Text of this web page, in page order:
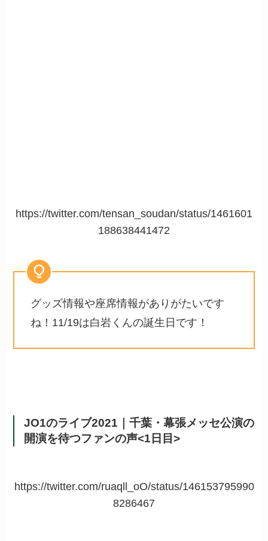
https://twitter.com/tensan_soudan/status/1461601
188638441472
グッズ情報や座席情報がありがたいです
ね！11/19は白岩くんの誕生日です！
JO1のライブ2021｜千葉・幕張メッセ公演の
開演を待つファンの声<1日目>
https://twitter.com/ruaqll_oO/status/146153795990
8286467